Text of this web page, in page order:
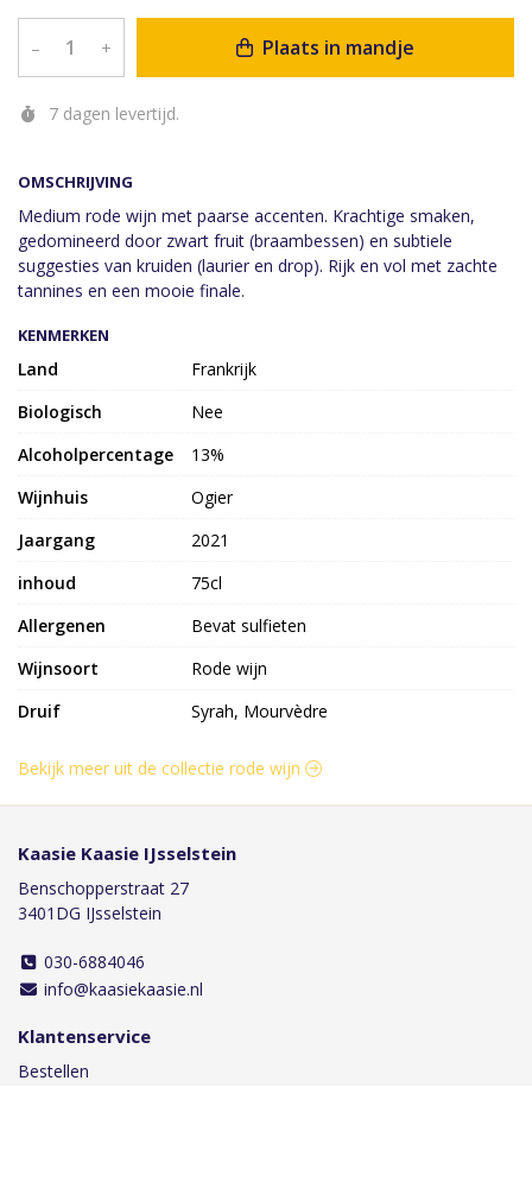
OMSCHRIJVING
Medium rode wijn met paarse accenten. Krachtige smaken,
gedomineerd door zwart fruit (braambessen) en subtiele
suggesties van kruiden (laurier en drop). Rijk en vol met zachte
tannines en een mooie finale.
– + Plaats in mandje
7 dagen levertijd.
KENMERKEN
Land
Frankrijk
Biologisch
Nee
Alcoholpercentage
13%
Wijnhuis
Ogier
Jaargang
2021
inhoud
75cl
Allergenen
Bevat sulfieten
Wijnsoort
Rode wijn
Druif
Syrah, Mourvèdre
Bekijk meer uit de collectie rode wijn
Kaasie Kaasie IJsselstein
Benschopperstraat 27
3401DG IJsselstein
030-6884046
info@kaasiekaasie.nl
Klantenservice
Bestellen